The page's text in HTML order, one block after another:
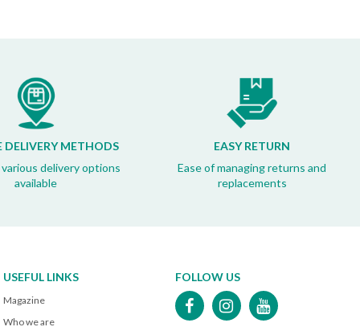
DELIVERY METHODS
delivery options
available
EASY RETURN
Ease of managing returns and
replacements
USEFUL LINKS
Magazine
Who we are
FOLLOW US